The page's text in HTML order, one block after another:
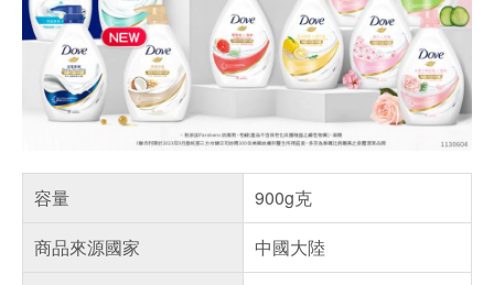
容量
900g克
商品來源國家
中國大陸